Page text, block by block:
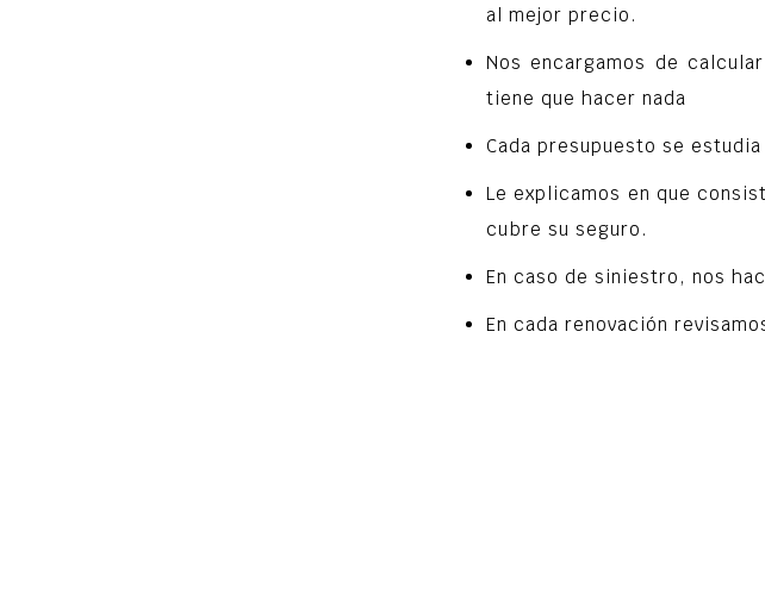
al mejor precio.
Nos encargamos de
tiene que hacer nada
Cada presupuesto se
Le explicamos en que
cubre su seguro.
En caso de siniestro, nos
En cada renovación